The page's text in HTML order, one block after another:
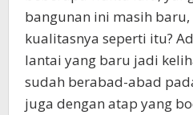
bangunan ini masih baru,
kualitasnya seperti itu?
lantai yang baru jadi
sudah berabad-abad
juga dengan atap yang